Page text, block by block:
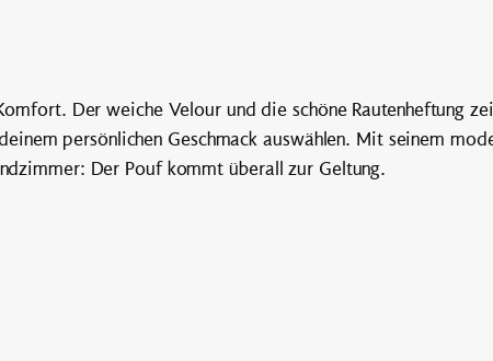
Der weiche Velour und die schöne Rautenheftung
persönlichen Geschmack auswählen. Mit seinem
Der Pouf kommt überall zur Geltung.